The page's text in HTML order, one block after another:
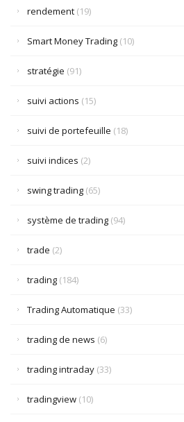
rendement (19)
Smart Money Trading (10)
stratégie (91)
suivi actions (15)
suivi de portefeuille (18)
suivi indices (2)
swing trading (65)
système de trading (94)
trade (2)
trading (184)
Trading Automatique (33)
trading de news (6)
trading intraday (33)
tradingview (10)